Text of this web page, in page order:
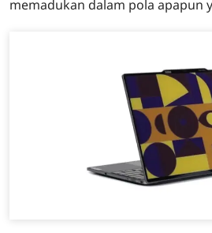
memadukan dalam pola apapun